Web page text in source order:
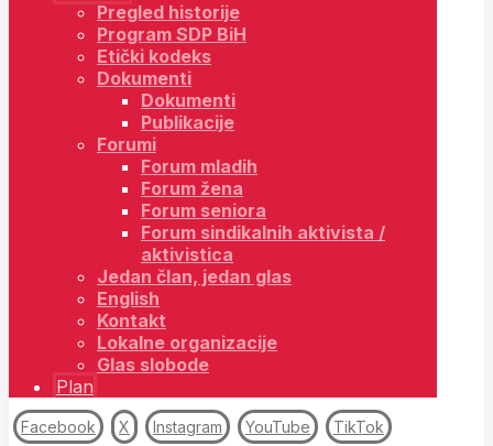
Pregled historije
Program SDP BiH
Etički kodeks
Dokumenti
Dokumenti
Publikacije
Forumi
Forum mladih
Forum žena
Forum seniora
Forum sindikalnih aktivista /
aktivistica
Jedan član, jedan glas
English
Kontakt
Lokalne organizacije
Glas slobode
Plan
Facebook X Instagram YouTube TikTok